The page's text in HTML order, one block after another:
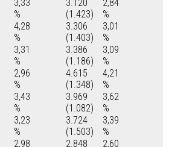
3,33
%
3.120
(1.423)
2,84
%
4,28
%
3.306
(1.403)
3,01
%
3,31
%
3.386
(1.186)
3,09
%
2,96
%
4.615
(1.348)
4,21
%
3,43
%
3.969
(1.082)
3,62
%
3,23
%
3.724
(1.503)
3,39
%
2,98
2.848
2,60